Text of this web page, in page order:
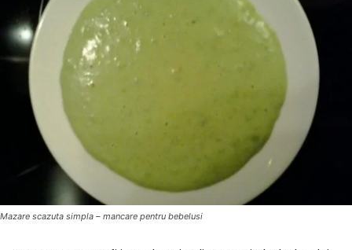
Mazare scazuta simpla – mancare pentru bebelusi